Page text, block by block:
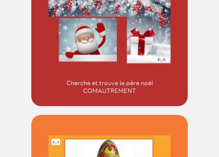
Cherche et trouve le père noël
COMAUTREMENT